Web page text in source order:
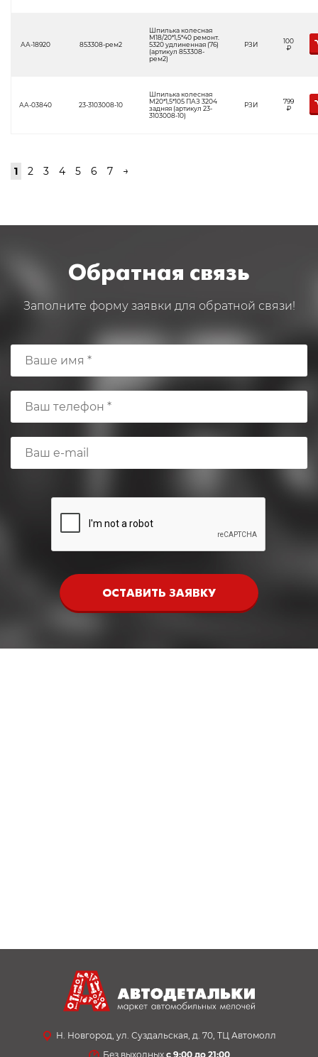
АА-18920 853308-рем2
Шпилька колесная
М18/20*1,5*40 ремонт.
5320 удлиненная (76)
(артикул 853308-
рем2)
РЗИ
100
Р
АА-03840 23-3103008-10
Шпилька колесная
М20*1,5*105 ПАЗ 3204
задняя (артикул 23-
3103008-10)
РЗИ
799
Р
1 2 3 4 5 6 7 →
Обратная связь
Заполните форму заявки для обратной связи!
ОСТАВИТЬ ЗАЯВКУ
Н. Новгород, ул. Суздальская, д. 70, ТЦ Автомолл
Без выходных с 9:00 до 21:00